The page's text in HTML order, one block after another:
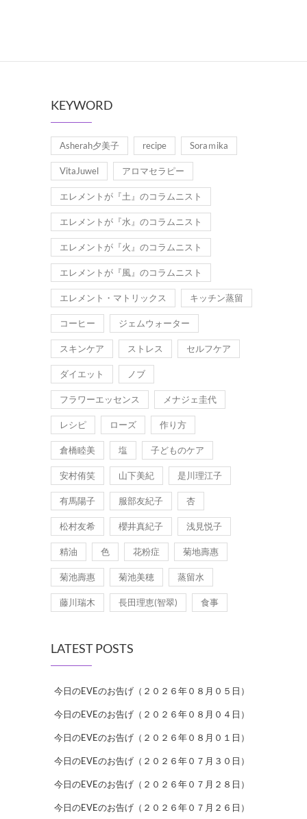
KEYWORD
Asherah夕美子 recipe Soraｍika
VitaJuwel アロマセラピー
エレメントが『土』のコラムニスト
エレメントが『水』のコラムニスト
エレメントが『火』のコラムニスト
エレメントが『風』のコラムニスト
エレメント・マトリックス キッチン蒸留
コーヒー ジェムウォーター
スキンケア ストレス セルフケア
ダイエット ノブ
フラワーエッセンス メナジェ圭代
レシピ ローズ 作り方
倉橋睦美 塩 子どものケア
安村侑笑 山下美紀 是川理江子
有馬陽子 服部友紀子 杏
松村友希 櫻井真紀子 浅見悦子
精油 色 花粉症 菊地壽惠
菊池壽惠 菊池美穂 蒸留水
藤川瑞木 長田理恵(智翠) 食事
LATEST POSTS
今日のEVEのお告げ（２０２６年０８月０５日）
今日のEVEのお告げ（２０２６年０８月０４日）
今日のEVEのお告げ（２０２６年０８月０１日）
今日のEVEのお告げ（２０２６年０７月３０日）
今日のEVEのお告げ（２０２６年０７月２８日）
今日のEVEのお告げ（２０２６年０７月２６日）